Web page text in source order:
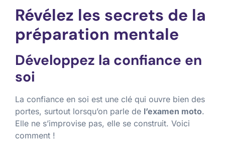
Révélez les secrets de la
préparation mentale
Développez la confiance en
soi
La confiance en soi est une clé qui ouvre bien des
portes, surtout lorsqu’on parle de l’examen moto.
Elle ne s’improvise pas, elle se construit. Voici
comment !